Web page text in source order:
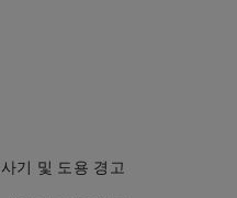
사기 및 도용 경고